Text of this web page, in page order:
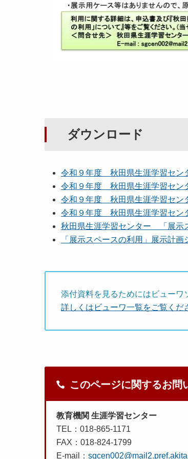
ダウンロード
令和９年度 秋田県生涯学習セン
令和９年度 秋田県生涯学習セン
令和９年度 秋田県生涯学習セン
令和９年度 秋田県生涯学習セン
秋田県生涯学習センター 「展示
「展示スペースの利用」展示計画
添付資料を見るためにはビューワ
詳しくはビューワ一覧をご覧くだ
このページに関するお問
教育機関 生涯学習センター
TEL：018-865-1171
FAX：018-824-1799
E-mail：